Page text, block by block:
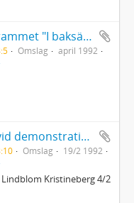
Utkast till TV-programmet "I baksätet" Sara Lidman på Långholmen
Omslag
april 1992
Manuskript till tal vid demonstration i Lycksele mot rasism
Omslag
19/2 1992
Kristineberg 4/2